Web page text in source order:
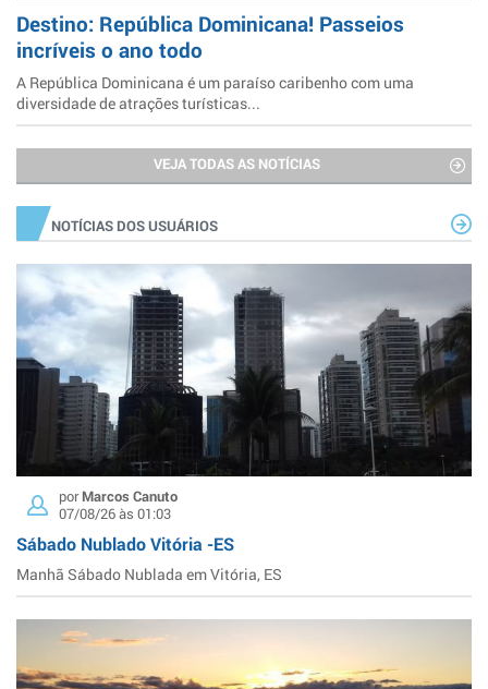
Destino: República Dominicana! Passeios
incríveis o ano todo
A República Dominicana é um paraíso caribenho com uma
diversidade de atrações turísticas...
VEJA TODAS AS NOTÍCIAS
NOTÍCIAS DOS USUÁRIOS
porMarcos Canuto
07/08/26 às 01:03
Sábado Nublado Vitória -ES
Manhã Sábado Nublada em Vitória, ES